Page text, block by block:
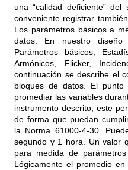
una “calidad deficiente”
conveniente registrar
Los parámetros básicos a
datos. En nuestro diseño
Parámetros básicos,
Armónicos, Flicker,
continuación se describe el
bloques de datos. El
promediar las variables
instrumento descrito, este
de forma que puedan
la Norma 61000-4-30.
segundo y 1 hora. Un valor
para medida de
Lógicamente el promedio